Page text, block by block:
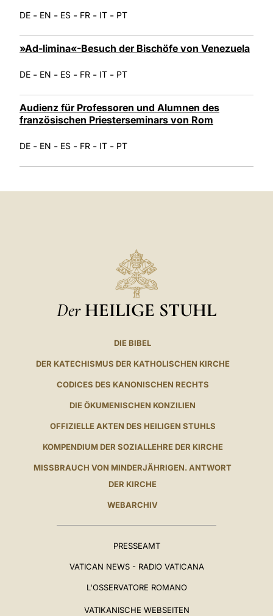
DE - EN - ES - FR - IT - PT
»Ad-limina«-Besuch der Bischöfe von Venezuela
DE - EN - ES - FR - IT - PT
Audienz für Professoren und Alumnen des
französischen Priesterseminars von Rom
DE - EN - ES - FR - IT - PT
Der HEILIGE STUHL
DIE BIBEL
DER KATECHISMUS DER KATHOLISCHEN KIRCHE
CODICES DES KANONISCHEN RECHTS
DIE ÖKUMENISCHEN KONZILIEN
OFFIZIELLE AKTEN DES HEILIGEN STUHLS
KOMPENDIUM DER SOZIALLEHRE DER KIRCHE
MISSBRAUCH VON MINDERJÄHRIGEN. ANTWORT
DER KIRCHE
WEBARCHIV
PRESSEAMT
VATICAN NEWS - RADIO VATICANA
L'OSSERVATORE ROMANO
VATIKANISCHE WEBSEITEN